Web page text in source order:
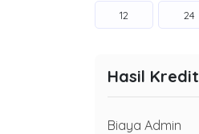
12 24
Hasil Kredit
Biaya Admin